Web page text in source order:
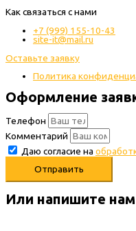
Как связаться с нами
+7 (999) 155-10-43
site-it@mail.ru
Оставьте заявку
Политика
Оформление
Телефон
Комментарий
Даю согласие на
Отправить
Или напишите